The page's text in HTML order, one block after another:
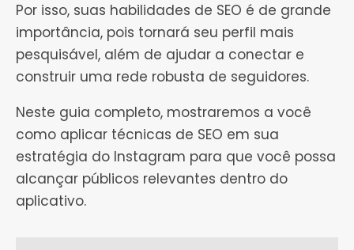
Por isso, suas habilidades de SEO é de grande
importância, pois tornará seu perfil mais
pesquisável, além de ajudar a conectar e
construir uma rede robusta de seguidores.
Neste guia completo, mostraremos a você
como aplicar técnicas de SEO em sua
estratégia do Instagram para que você possa
alcançar públicos relevantes dentro do
aplicativo.